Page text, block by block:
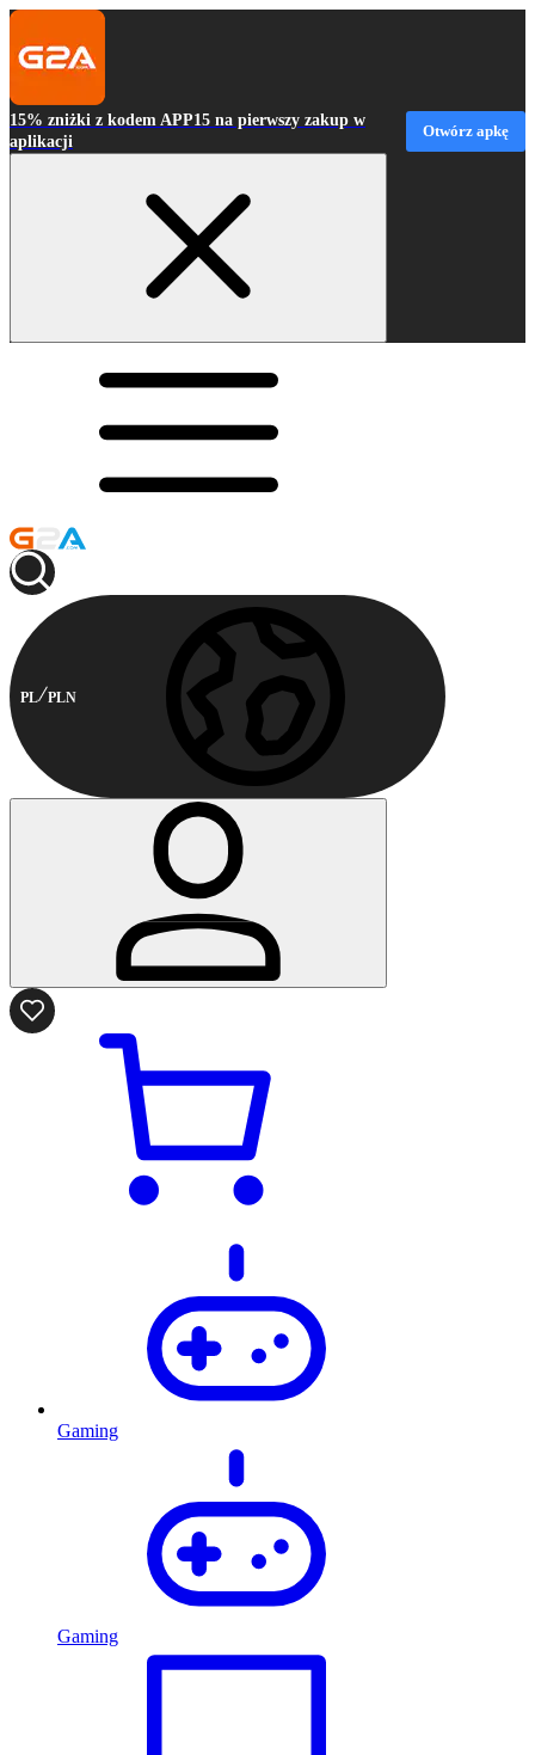
15% zniżki z kodem APP15 na pierwszy zakup w
aplikacji
Otwórz apkę
PL PLN
Gaming
Gaming